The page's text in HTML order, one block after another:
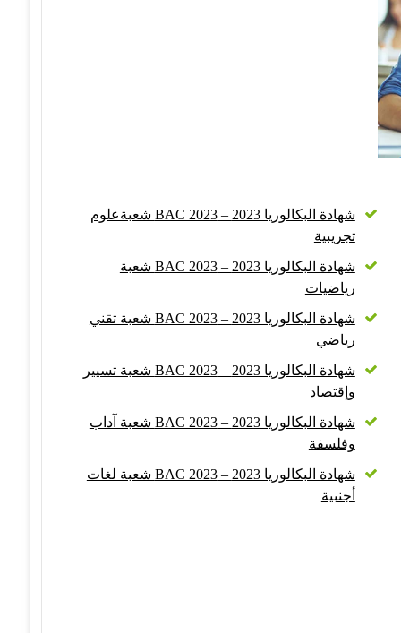
شهادة البكالوريا 2023 – BAC 2023 شعبةعلوم
تجريبية
شهادة البكالوريا 2023 – BAC 2023 شعبة
رياضيات
شهادة البكالوريا 2023 – BAC 2023 شعبة تقني
رياضي
شهادة البكالوريا 2023 – BAC 2023 شعبة تسيير
وإقتصاد
شهادة البكالوريا 2023 – BAC 2023 شعبة آداب
وفلسفة
شهادة البكالوريا 2023 – BAC 2023 شعبة لغات
أجنبية